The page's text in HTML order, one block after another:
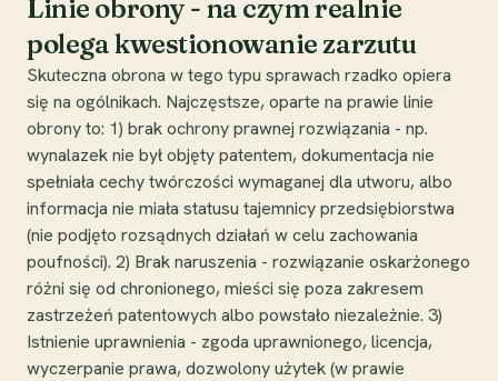
Linie obrony - na czym realnie
polega kwestionowanie zarzutu
Skuteczna obrona w tego typu sprawach rzadko opiera
się na ogólnikach. Najczęstsze, oparte na prawie linie
obrony to: 1) brak ochrony prawnej rozwiązania - np.
wynalazek nie był objęty patentem, dokumentacja nie
spełniała cechy twórczości wymaganej dla utworu, albo
informacja nie miała statusu tajemnicy przedsiębiorstwa
(nie podjęto rozsądnych działań w celu zachowania
poufności). 2) Brak naruszenia - rozwiązanie oskarżonego
różni się od chronionego, mieści się poza zakresem
zastrzeżeń patentowych albo powstało niezależnie. 3)
Istnienie uprawnienia - zgoda uprawnionego, licencja,
wyczerpanie prawa, dozwolony użytek (w prawie